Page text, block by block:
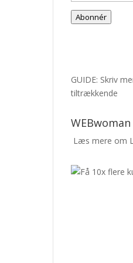
mail-
adresse
Abonnér
GUIDE: Skriv
tiltrækkende
WEBwoman
Læs mere om